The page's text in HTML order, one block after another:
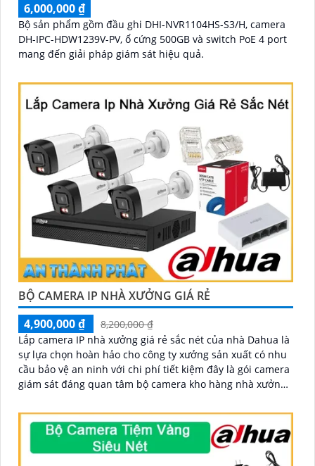
6,000,000 ₫
Bộ sản phẩm gồm đầu ghi DHI-NVR1104HS-S3/H, camera
DH-IPC-HDW1239V-PV, ổ cứng 500GB và switch PoE 4 port
mang đến giải pháp giám sát hiệu quả.
BỘ CAMERA IP NHÀ XƯỞNG GIÁ RẺ
4,900,000 ₫
8,200,000 ₫
Lắp camera IP nhà xưởng giá rẻ sắc nét của nhà Dahua là
sự lựa chọn hoàn hảo cho công ty xưởng sản xuất có nhu
cầu bảo vệ an ninh với chi phí tiết kiệm đây là gói camera
giám sát đáng quan tâm bộ camera kho hàng nhà xưởng
lượng cao cho người dùng với bộ camera camera IP
Dahua bảo vệ an ninh cho xưởng sản xuất tuyệt đối.